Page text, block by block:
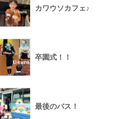
カワウソカフェ♪
卒園式！！
最後のバス！